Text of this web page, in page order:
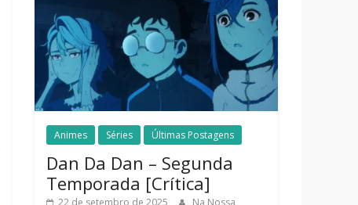
Animes Séries Últimas Postagens
Dan Da Dan – Segunda
Temporada [Crítica]
22 de setembro de 2025
Na Nossa